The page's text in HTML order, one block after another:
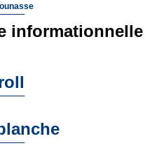
informationnelle